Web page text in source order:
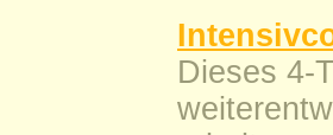
Dieses 4-